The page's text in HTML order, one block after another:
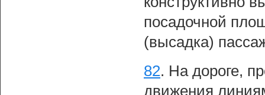
посадочной
(высадка)
82. На дороге,
движения